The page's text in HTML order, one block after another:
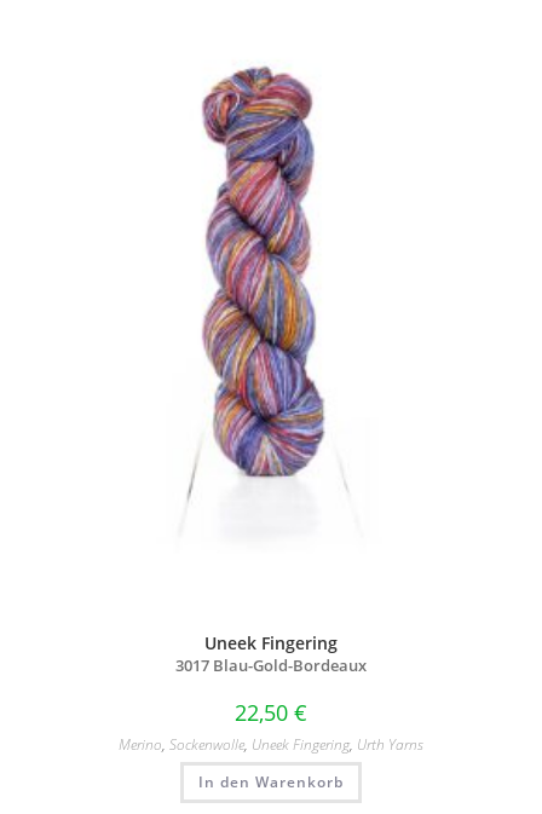
Uneek Fingering
3017 Blau-Gold-Bordeaux
22,50 €
Merino, Sockenwolle, Uneek Fingering, Urth Yarns
In den Warenkorb